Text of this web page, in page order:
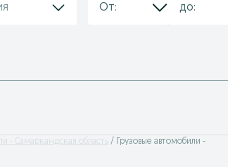
- Самаркандская область
Грузовые автомобили -